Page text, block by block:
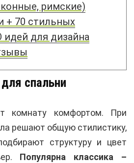
римские)
+ 70 стильных
для дизайна
спальни
комнату комфортом. При
решают общую стилистику,
структуру и цвет
Популярна классика –